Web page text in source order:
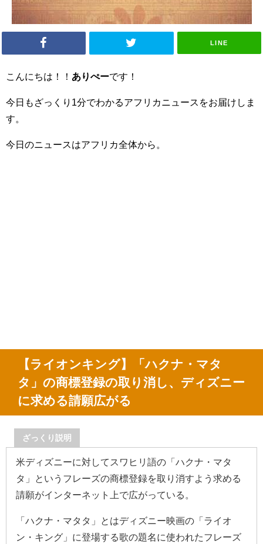
LINE
こんにちは！！ ありぺーです！
今日もざっくり1分でわかるアフリカニュースをお届けしま
す。
今日のニュースはアフリカ全体から。
【ライオンキング】「ハクナ・マタ
タ」の商標登録の取り消し、ディズニー
に求める請願広がる
ざっくり説明
米ディズニーに対してスワヒリ語の「ハクナ・マタ
タ」というフレーズの商標登録を取り消すよう求める
請願がインターネット上で広がっている。
「ハクナ・マタタ」とはディズニー映画の「ライオ
ン・キング」に登場する歌の題名に使われたフレーズ